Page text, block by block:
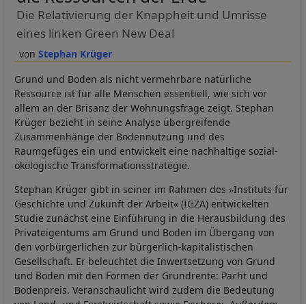
Stephan Krüger
Die Relativierung der Knappheit und Umrisse
eines linken Green New Deal
Grund und Boden als nicht vermehrbare natürliche
Ressource ist für alle Menschen essentiell, wie sich vor
allem an der Brisanz der Wohnungsfrage zeigt. Stephan
Krüger bezieht in seine Analyse übergreifende
Zusammenhänge der Bodennutzung und des
Raumgefüges ein und entwickelt eine nachhaltige sozial-
ökologische Transformationsstrategie.
Stephan Krüger gibt in seiner im Rahmen des »Instituts für
Geschichte und Zukunft der Arbeit« (IGZA) entwickelten
Studie zunächst eine Einführung in die Herausbildung des
Privateigentums am Grund und Boden im Übergang von
den vorbürgerlichen zur bürgerlich-kapitalistischen
Gesellschaft. Er beleuchtet die Inwertsetzung von Grund
und Boden mit den Formen der Grundrente: Pacht und
Bodenpreis. Veranschaulicht wird zudem die Bedeutung